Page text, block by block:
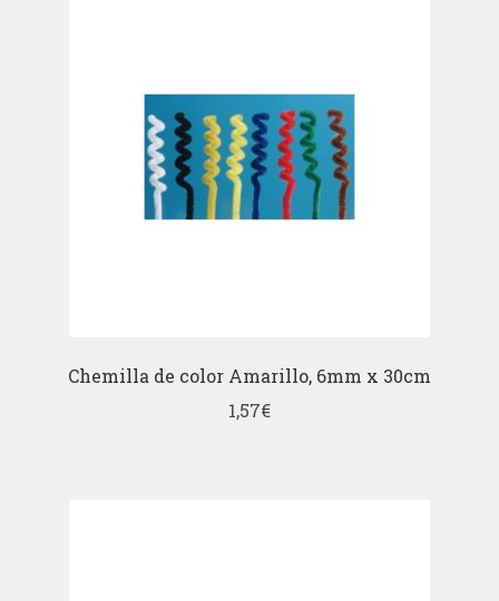
Chemilla de color Amarillo, 6mm x 30cm
1,57€